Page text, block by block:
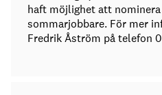
haft möjlighet att
sommarjobbare. För mer
Fredrik Åström på telefon